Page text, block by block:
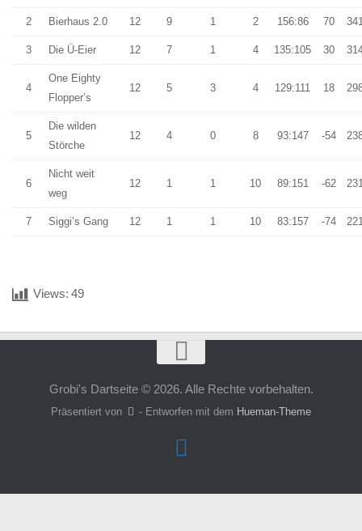
2 Bierhaus 2.0 12 9 1 2 156:86 70
3 Die Ü-Eier 12 7 1 4 135:105 30
4
One Eighty
Flopper’s
12 5 3 4 129:111 18
5
Die wilden
Störche
12 4 0 8 93:147 -54
6
Nicht weit
weg
12 1 1 10 89:151 -62
7 Siggi’s Gang 12 1 1 10 83:157 -74
Views: 49
Grobi's Dartseite © 2026. Alle Rechte vorbehalten.
Präsentiert von - Entworfen mit dem Hueman-Theme